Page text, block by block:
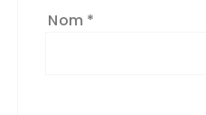
Nom *